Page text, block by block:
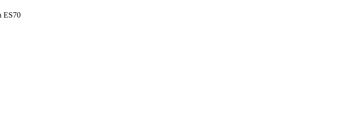
ES70